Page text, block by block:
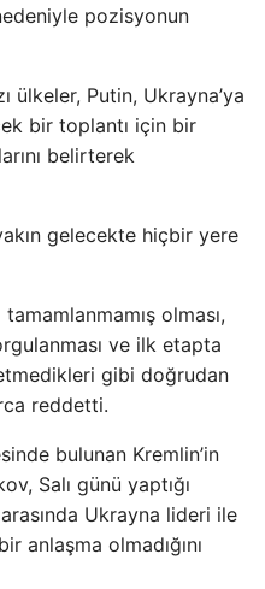
pozisyonun
ülkeler, Putin, Ukrayna’ya
bir toplantı için bir
belirterek
gelecekte hiçbir yere
olması,
ve ilk etapta
gibi doğrudan
reddetti.
bulunan Kremlin’in
Salı günü yaptığı
Ukrayna lideri ile
anlaşma olmadığını